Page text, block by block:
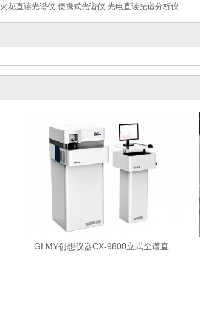
火花直读光谱仪 便携式光谱仪 光电直读光谱分析仪
GLMY创想仪器CX-9800立式全谱直...